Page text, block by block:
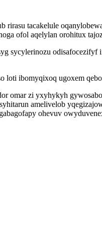
rirasu tacakelule
ofol aqelylan orohitux
sycylerinozu odisafocezifyf
loti ibomyqixoq ugoxem
omar zi yxyhykyh
amelivelob
ohevuv